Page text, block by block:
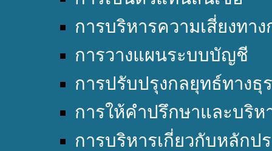
การบริหารความเสี่ยงทาง
การวางแผนระบบบัญชี
การปรับปรุงกลยุทธ์ทางธุ
การให้คำปรึกษาและบริ
การบริหารเกี่ยวกับหลักป